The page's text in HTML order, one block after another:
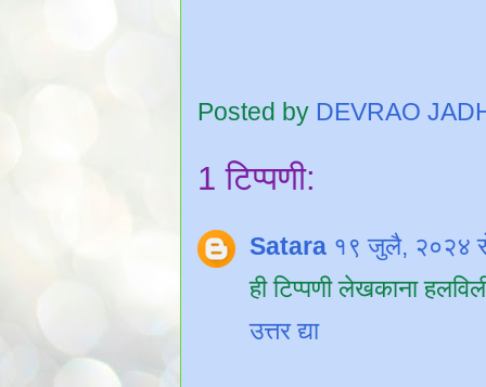
Posted by DEVRAO
1 टिप्पणी:
Satara १९ जुलै, २०२४
ही टिप्पणी लेखकाना
उत्तर द्या